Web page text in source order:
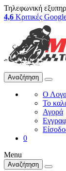
Τηλεφωνική
4,6 Κριτικές
Αναζήτηση
Ο
Το
Αγορά
0
Menu
Αναζήτηση